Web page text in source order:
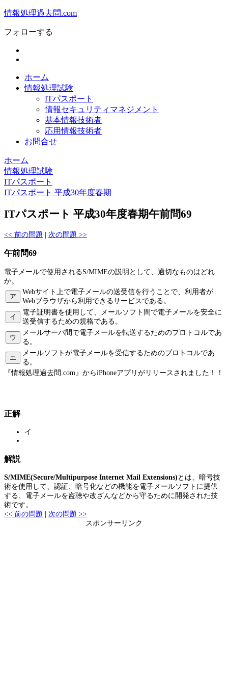
情報処理過去問.com
フォローする
ホーム
情報処理試験
ITパスポート
情報セキュリティマネジメント
基本情報技術者
応用情報技術者
お問合せ
ホーム
情報処理試験
ITパスポート
ITパスポート 平成30年度春期
ITパスポート 平成30年度春期午前問69
<< 前の問題 次の問題 >>
午前問69
電子メールで使用されるS/MIMEの説明として、適切なものはどれ
か。
ア
Webサイト上で電子メールの送受信を行うことで、利用者が
Webブラウザから利用できるサービスである。
イ
電子証明書を使用して、メールソフト間で電子メールを安全に
送受信するための規格である。
ウ
メールサーバ間で電子メールを転送するためのプロトコルであ
る。
エ
メールソフトが電子メールを受信するためのプロトコルであ
る。
『情報処理過去問.com』からiPhoneアプリがリリースされました！！
正解
イ
解説
S/MIME(Secure/Multipurpose Internet Mail Extensions) とは、暗号技
術を使用して、認証、暗号化などの機能を電子メールソフトに提供
する、電子メールを盗聴や改ざんなどから守るために開発された技
術です。
<< 前の問題
次の問題 >>
スポンサーリンク